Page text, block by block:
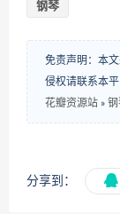
钢琴
免责声明：本
侵权请联系本平
花瓣资源站 » 钢
分享到：